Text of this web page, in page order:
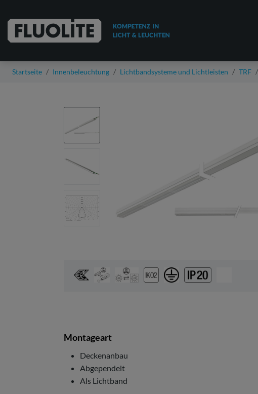
Startseite Innenbeleuchtung Lichtbandsysteme und Lichtleisten TRF
Montageart
Deckenanbau
Abgependelt
Als Lichtband